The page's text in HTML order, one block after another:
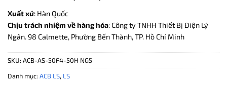
Xuất xứ: Hàn Quốc
Chịu trách nhiệm về hàng hóa: Công ty TNHH Thiết Bị Điện Lý
Ngân. 98 Calmette, Phường Bến Thành, TP. Hồ Chí Minh
SKU: ACB-AS-50F4-50H NG5
Danh mục: ACB LS, LS